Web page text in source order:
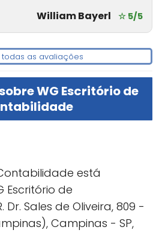
William Bayerl
☆ 5/5
todas as avaliações
WG Escritório de
está
Escritório de
Sales de Oliveira, 809 -
Campinas - SP,